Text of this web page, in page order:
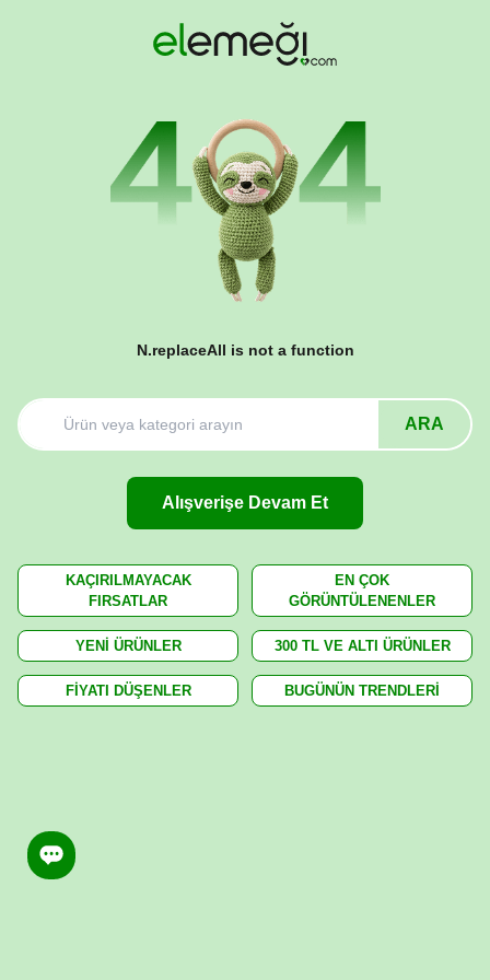
N.replaceAll is not a function
ARA
Alışverişe Devam Et
KAÇIRILMAYACAK
FIRSATLAR
EN ÇOK
GÖRÜNTÜLENENLER
YENİ ÜRÜNLER 300 TL VE ALTI ÜRÜNLER
FİYATI DÜŞENLER BUGÜNÜN TRENDLERİ